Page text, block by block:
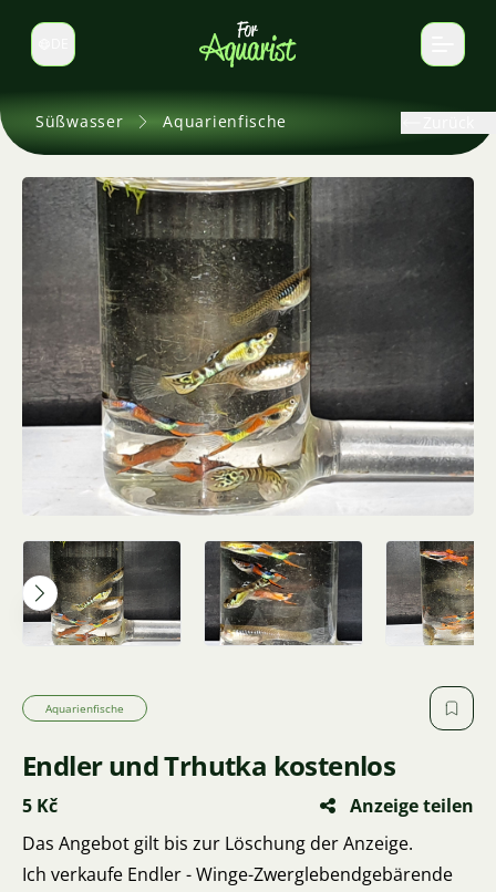
Sprache wechseln
Süßwasser Aquarienfische
Aquarienfische
Endler und Trhutka kostenlos
5 Kč
Anzeige teilen
Das Angebot gilt bis zur Löschung der Anzeige.
Ich verkaufe Endler - Winge-Zwerglebendgebärende